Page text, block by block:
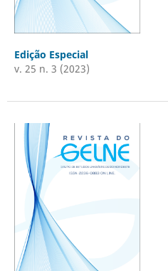
Edição Especial
v. 25 n. 3 (2023)